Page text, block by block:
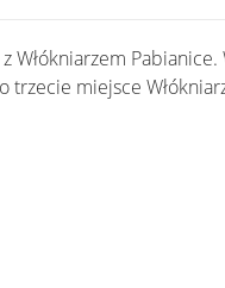
Włókniarzem
trzecie miejsce